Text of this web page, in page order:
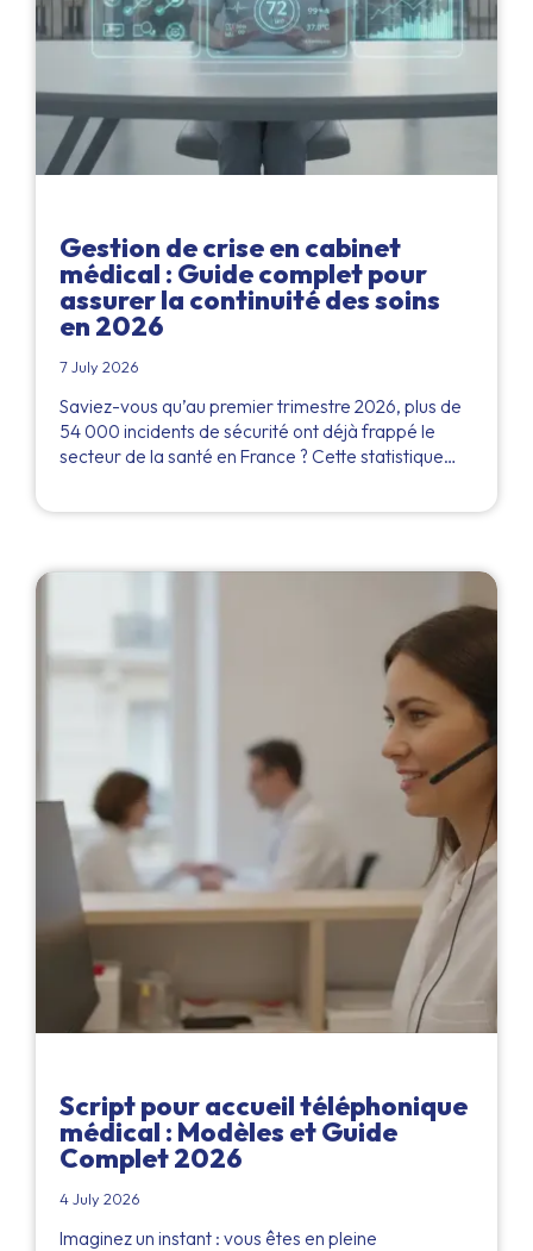
Gestion de crise en cabinet
médical : Guide complet pour
assurer la continuité des soins
en 2026
7 July 2026
Saviez-vous qu’au premier trimestre 2026, plus de
54 000 incidents de sécurité ont déjà frappé le
secteur de la santé en France ? Cette statistique…
Script pour accueil téléphonique
médical : Modèles et Guide
Complet 2026
4 July 2026
Imaginez un instant : vous êtes en pleine